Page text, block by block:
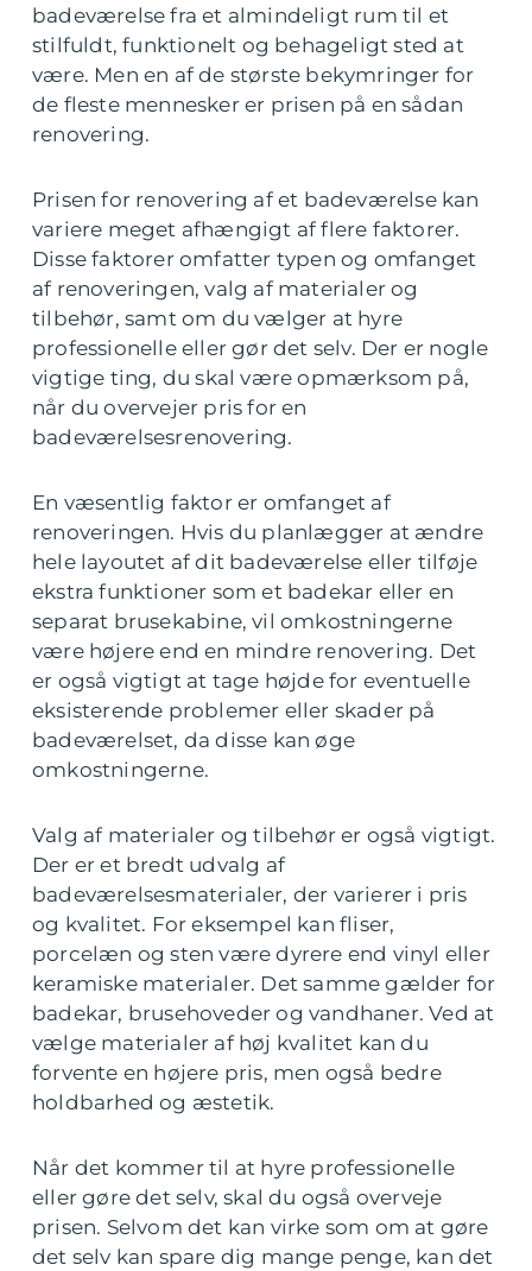
badeværelse fra et almindeligt rum til et
stilfuldt, funktionelt og behageligt sted at
være. Men en af de største bekymringer for
de fleste mennesker er prisen på en sådan
renovering.
Prisen for renovering af et badeværelse kan
variere meget afhængigt af flere faktorer.
Disse faktorer omfatter typen og omfanget
af renoveringen, valg af materialer og
tilbehør, samt om du vælger at hyre
professionelle eller gør det selv. Der er nogle
vigtige ting, du skal være opmærksom på,
når du overvejer pris for en
badeværelsesrenovering.
En væsentlig faktor er omfanget af
renoveringen. Hvis du planlægger at ændre
hele layoutet af dit badeværelse eller tilføje
ekstra funktioner som et badekar eller en
separat brusekabine, vil omkostningerne
være højere end en mindre renovering. Det
er også vigtigt at tage højde for eventuelle
eksisterende problemer eller skader på
badeværelset, da disse kan øge
omkostningerne.
Valg af materialer og tilbehør er også vigtigt.
Der er et bredt udvalg af
badeværelsesmaterialer, der varierer i pris
og kvalitet. For eksempel kan fliser,
porcelæn og sten være dyrere end vinyl eller
keramiske materialer. Det samme gælder for
badekar, brusehoveder og vandhaner. Ved at
vælge materialer af høj kvalitet kan du
forvente en højere pris, men også bedre
holdbarhed og æstetik.
Når det kommer til at hyre professionelle
eller gøre det selv, skal du også overveje
prisen. Selvom det kan virke som om at gøre
det selv kan spare dig mange penge, kan det